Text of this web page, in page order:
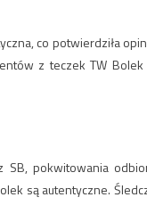
co potwierdziła
z teczek TW
SB, pokwitowania
są autentyczne.